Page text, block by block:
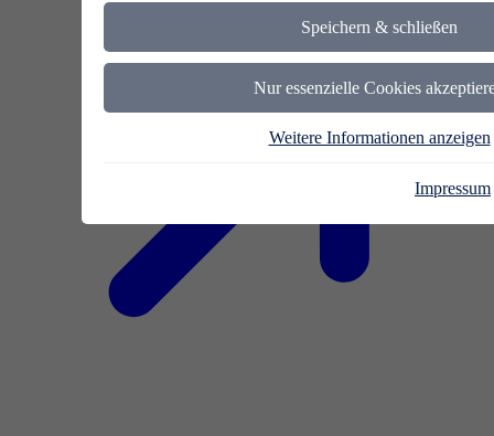
Speichern & schließen
Nur essenzielle Cookies
Weitere Informationen anzeigen
Impressum